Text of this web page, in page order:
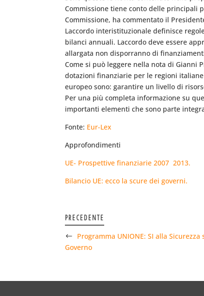
Commissione tiene conto delle principali
Commissione, ha commentato il
Laccordo interistituzionale definisce
bilanci annuali. Laccordo deve essere
allargata non disporranno di
Come si può leggere nella nota di Gianni
dotazioni finanziarie per le regioni italiane
europeo sono: garantire un livello di
Per una più completa informazione su
importanti elementi che sono parte
Fonte: Eur-Lex
Approfondimenti
UE- Prospettive finanziarie 2007  2013.
Bilancio UE: ecco la scure dei governi.
PRECEDENTE
Programma UNIONE: SI alla Sicurezza
Governo